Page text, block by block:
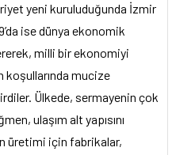
yeni kuruluduğunda İzmir
ise dünya ekonomik
milli bir ekonomiyi
koşullarında mucize
Ülkede, sermayenin çok
ulaşım alt yapısını
üretimi için fabrikalar,